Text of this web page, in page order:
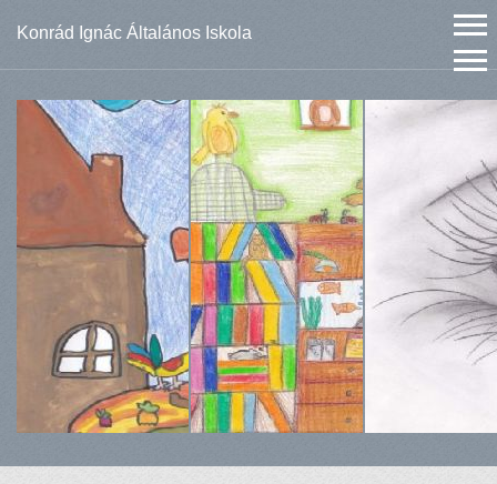
Konrád Ignác Általános Iskola